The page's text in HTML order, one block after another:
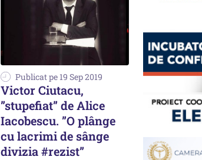
Publicat pe 19 Sep 2019
Victor Ciutacu,
”stupefiat” de Alice
Iacobescu. ”O plânge
cu lacrimi de sânge
divizia #rezist”